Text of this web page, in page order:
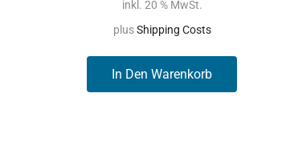
inkl. 20 % MwSt.
plusShipping Costs
In Den Warenkorb